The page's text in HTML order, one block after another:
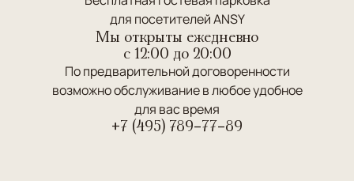
для посетителей ANSY
Мы открыты ежедневно
c 12:00 до 20:00
По предварительной договоренности
возможно обслуживание в любое удобное
для вас время
+7 (495) 789-77-89